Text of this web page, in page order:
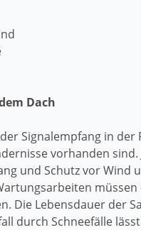
Dach
Signalempfang in der
vorhanden
und Schutz vor Wind
Die Lebensdauer der
durch Schneefälle